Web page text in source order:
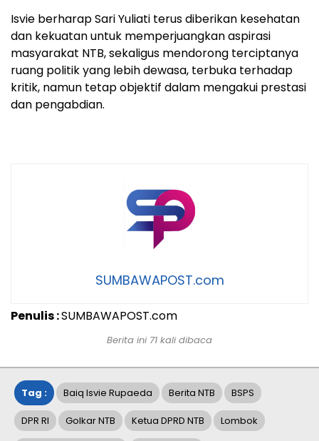
Isvie berharap Sari Yuliati terus diberikan kesehatan
dan kekuatan untuk memperjuangkan aspirasi
masyarakat NTB, sekaligus mendorong terciptanya
ruang politik yang lebih dewasa, terbuka terhadap
kritik, namun tetap objektif dalam mengakui prestasi
dan pengabdian.
SUMBAWAPOST.com
Penulis :SUMBAWAPOST.com
Berita ini 71 kali dibaca
Tag : Baiq Isvie Rupaeda Berita NTB BSPS
DPR RI Golkar NTB Ketua DPRD NTB Lombok